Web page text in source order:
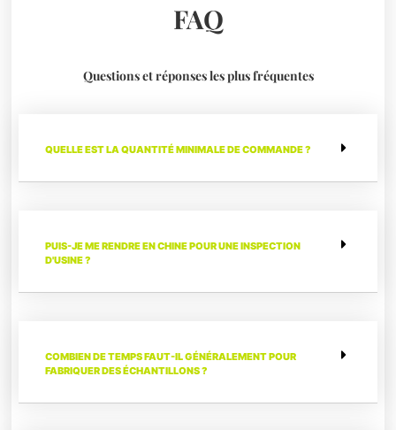
FAQ
Questions et réponses les plus fréquentes
QUELLE EST LA QUANTITÉ MINIMALE DE COMMANDE ?
PUIS-JE ME RENDRE EN CHINE POUR UNE INSPECTION
D'USINE ?
COMBIEN DE TEMPS FAUT-IL GÉNÉRALEMENT POUR
FABRIQUER DES ÉCHANTILLONS ?